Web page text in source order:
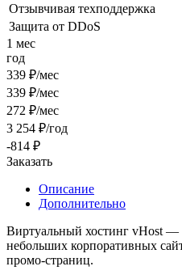
Отзывчивая техподдержка
Защита от DDoS
1 мес
год
339 ₽/мес
339 ₽/мес
272 ₽/мес
3 254 ₽/год
-814 ₽
Заказать
Описание
Дополнительно
Виртуальный хостинг vHost —
небольших корпоративных
промо-страниц.